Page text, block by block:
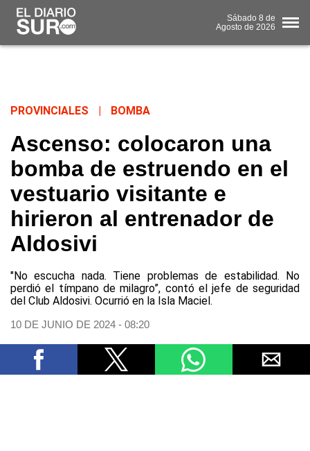
Sábado 8 de
Agosto de 2026
PROVINCIALES BOMBA
Ascenso: colocaron una
bomba de estruendo en el
vestuario visitante e
hirieron al entrenador de
Aldosivi
"No escucha nada. Tiene problemas de estabilidad. No
perdió el tímpano de milagro”, contó el jefe de seguridad
del Club Aldosivi. Ocurrió en la Isla Maciel.
10 DE JUNIO DE 2024 - 08:20